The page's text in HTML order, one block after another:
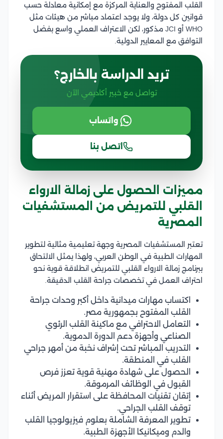
القلب المفتوح والعناية المركزة مع إمكانية معادلة حسب
قوانين كل دولة، ولا يوجد اعتماد مباشر من هيئات مثل
WHO أو JCI مذكور، لكن الاعتراف العملي واسع بفضل
التوافق مع المعايير الدولية.
تريد الدراسة بالخارج؟
تواصل مع خبير أكاديمي الآن
واتساب
اتصل بنا
مميزات الحصول على زمالة الارواء
القلبي للتمريض من المستشفيات
المصرية
تعتبر المستشفيات المصرية وجهة تعليمية مثالية لتطوير
المهارات الطبية في الوطن العربي، ولهذا يمثل الالتحاق
ببرنامج زمالة الارواء القلبي للتمريض انطلاقة قوية نحو
احتراف العمل في تخصصات جراحة القلب الدقيقة.
اكتساب مهارات ميدانية داخل أكبر وحدات جراحة
القلب المفتوح بجمهورية مصر.
التعامل الاحترافي مع ماكينة القلب الرئوي
الصناعي وأجهزة دعم الدورة الدموية.
التدريب المباشر تحت إشراف نخبة من أمهر جراحي
القلب في المنطقة.
الحصول على شهادة مهنية قوية تعزز فرص
القبول في الوظائف المرموقة.
إتقان تقنيات المحافظة على استقرار المريض أثناء
توقف القلب الجراحي.
تطوير المعرفة الشاملة بعلوم فيزيولوجيا القلب
والدم وميكانيكا الأجهزة الطبية.